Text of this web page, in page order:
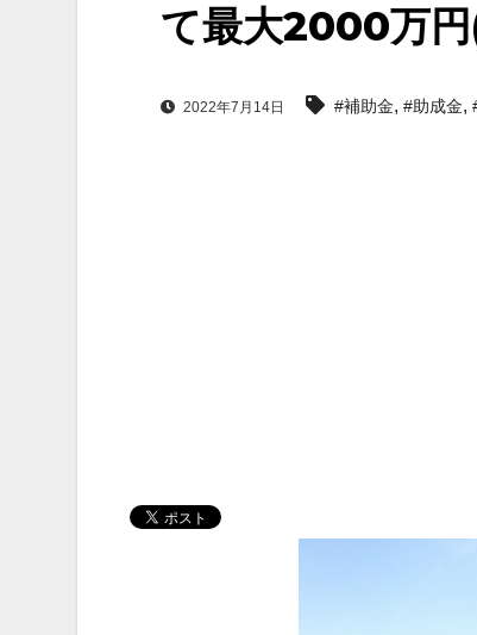
て最大2000万
2022年7月14日 #補助金, #助成金,